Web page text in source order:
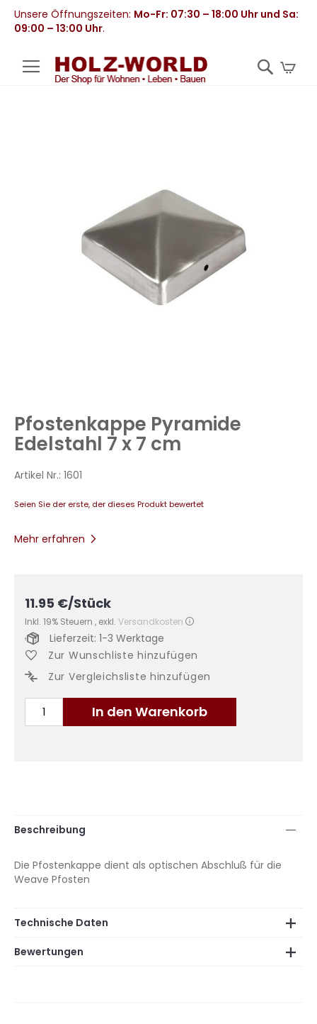
Unsere Öffnungszeiten: Mo-Fr: 07:30 – 18:00 Uhr und Sa:
09:00 – 13:00 Uhr.
der
Bildergalerie
springen
Pfostenkappe Pyramide
Edelstahl 7 x 7 cm
Artikel Nr.: 1601
Seien Sie der erste, der dieses Produkt bewertet
Mehr erfahren
11.95 €/Stück
Inkl. 19% Steuern , exkl. Versandkosten
In den Warenkorb
Lieferzeit: 1-3 Werktage
Zur Wunschliste hinzufügen
Zur Vergleichsliste hinzufügen
Beschreibung
Die Pfostenkappe dient als optischen Abschluß für die
Weave Pfosten
Technische Daten
Bewertungen